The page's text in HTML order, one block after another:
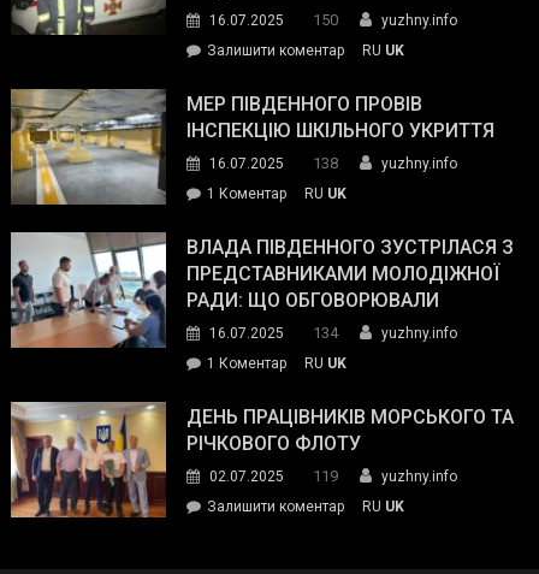
силових
та
органів:
«Наш
спільний
окупанти.
Маємо
діяти
команда
16.07.2025 150
yuzhny.info
Залишити коментарon
ДСНС
власноруч
пожежу
у
RU UK
МЕР ПІВДЕННОГО ПРОВІВ
ІНСПЕКЦІЮ ШКІЛЬНОГО УКРИТТЯ
16.07.2025 138
yuzhny.info
1 Коментардо
Південного
провів
інспекцію
укриття
RU UK
ВЛАДА ПІВДЕННОГО ЗУСТРІЛАСЯ З
ПРЕДСТАВНИКАМИ МОЛОДІЖНОЇ
РАДИ: ЩО ОБГОВОРЮВАЛИ
16.07.2025 134
yuzhny.info
1 Коментардо
Південного
зустрілася
представниками
молодіжної
RU UK
ДЕНЬ ПРАЦІВНИКІВ МОРСЬКОГО ТА
РІЧКОВОГО ФЛОТУ
02.07.2025 119
yuzhny.info
Залишити коментарon
RU UK